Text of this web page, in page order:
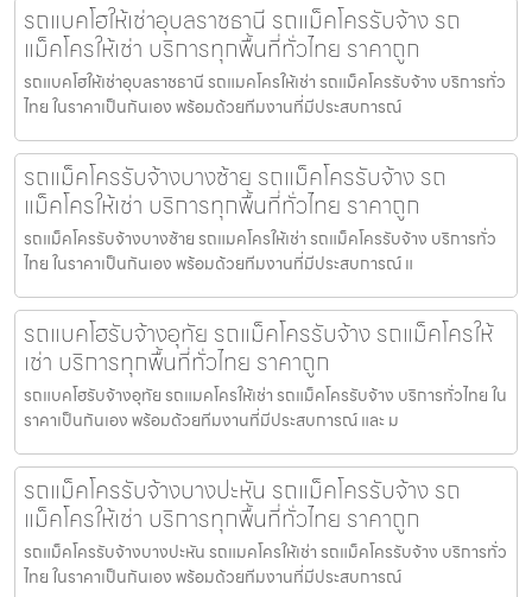
รถแบคโฮให้เช่าอุบลราชธานี รถแม็คโครรับจ้าง รถ
แม็คโครให้เช่า บริการทุกพื้นที่ทั่วไทย ราคาถูก
รถแบคโฮให้เช่าอุบลราชธานี รถแมคโครให้เช่า รถแม็คโครรับจ้าง บริการทั่ว
ไทย ในราคาเป็นกันเอง พร้อมด้วยทีมงานที่มีประสบการณ์
รถแม็คโครรับจ้างบางซ้าย รถแม็คโครรับจ้าง รถ
แม็คโครให้เช่า บริการทุกพื้นที่ทั่วไทย ราคาถูก
รถแม็คโครรับจ้างบางซ้าย รถแมคโครให้เช่า รถแม็คโครรับจ้าง บริการทั่ว
ไทย ในราคาเป็นกันเอง พร้อมด้วยทีมงานที่มีประสบการณ์ แ
รถแบคโฮรับจ้างอุทัย รถแม็คโครรับจ้าง รถแม็คโครให้
เช่า บริการทุกพื้นที่ทั่วไทย ราคาถูก
รถแบคโฮรับจ้างอุทัย รถแมคโครให้เช่า รถแม็คโครรับจ้าง บริการทั่วไทย ใน
ราคาเป็นกันเอง พร้อมด้วยทีมงานที่มีประสบการณ์ และ ม
รถแม็คโครรับจ้างบางปะหัน รถแม็คโครรับจ้าง รถ
แม็คโครให้เช่า บริการทุกพื้นที่ทั่วไทย ราคาถูก
รถแม็คโครรับจ้างบางปะหัน รถแมคโครให้เช่า รถแม็คโครรับจ้าง บริการทั่ว
ไทย ในราคาเป็นกันเอง พร้อมด้วยทีมงานที่มีประสบการณ์